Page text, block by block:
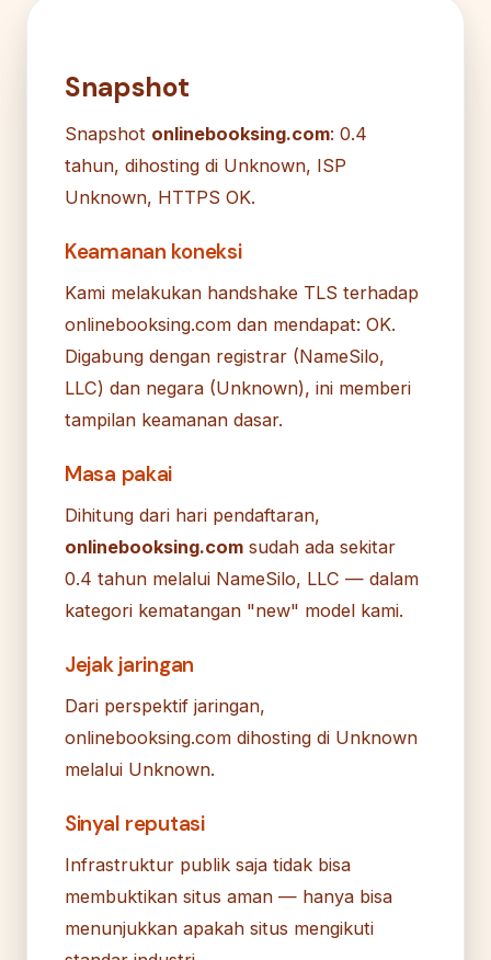
Snapshot
Snapshot onlinebooksing.com: 0.4
tahun, dihosting di Unknown, ISP
Unknown, HTTPS OK.
Keamanan koneksi
Kami melakukan handshake TLS terhadap
onlinebooksing.com dan mendapat: OK.
Digabung dengan registrar (NameSilo,
LLC) dan negara (Unknown), ini memberi
tampilan keamanan dasar.
Masa pakai
Dihitung dari hari pendaftaran,
onlinebooksing.com sudah ada sekitar
0.4 tahun melalui NameSilo, LLC — dalam
kategori kematangan "new" model kami.
Jejak jaringan
Dari perspektif jaringan,
onlinebooksing.com dihosting di Unknown
melalui Unknown.
Sinyal reputasi
Infrastruktur publik saja tidak bisa
membuktikan situs aman — hanya bisa
menunjukkan apakah situs mengikuti